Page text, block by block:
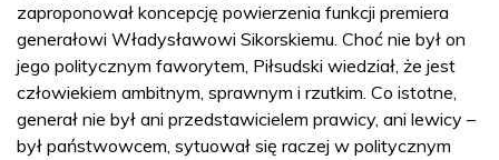
zaproponował koncepcję powierzenia funkcji premiera
generałowi Władysławowi Sikorskiemu. Choć nie był on
jego politycznym faworytem, Piłsudski wiedział, że jest
człowiekiem ambitnym, sprawnym i rzutkim. Co istotne,
generał nie był ani przedstawicielem prawicy, ani lewicy –
był państwowcem, sytuował się raczej w politycznym